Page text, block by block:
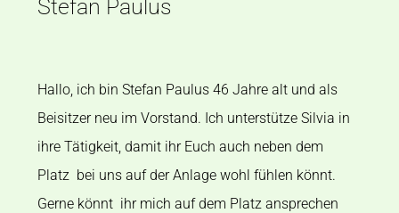
Stefan Paulus
Hallo, ich bin Stefan Paulus 46 Jahre alt und als
Beisitzer neu im Vorstand. Ich unterstütze Silvia in
ihre Tätigkeit,damit ihr Euch auch neben dem
Platz bei uns auf der Anlage wohl fühlen könnt.
Gerne könnt ihr mich auf dem Platz ansprechen